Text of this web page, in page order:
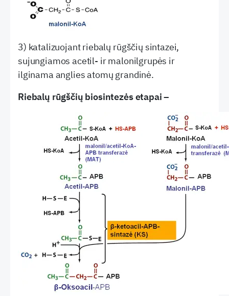
3) katalizuojant riebalų rūgščių sintazei,
sujungiamos acetil- ir malonilgrupės ir
ilginama anglies atomų grandinė.
Riebalų rūgščių biosintezės etapai –